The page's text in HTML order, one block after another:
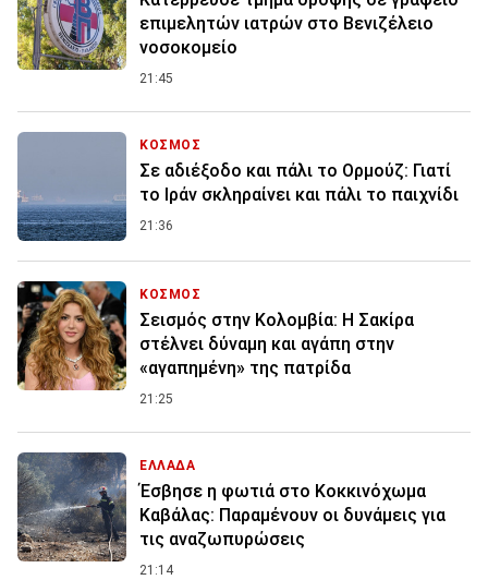
επιμελητών ιατρών στο Βενιζέλειο
νοσοκομείο
21:45
ΚΟΣΜΟΣ
Σε αδιέξοδο και πάλι το Ορμούζ: Γιατί
το Ιράν σκληραίνει και πάλι το παιχνίδι
21:36
ΚΟΣΜΟΣ
Σεισμός στην Κολομβία: Η Σακίρα
στέλνει δύναμη και αγάπη στην
«αγαπημένη» της πατρίδα
21:25
ΕΛΛΑΔΑ
Έσβησε η φωτιά στο Κοκκινόχωμα
Καβάλας: Παραμένουν οι δυνάμεις για
τις αναζωπυρώσεις
21:14